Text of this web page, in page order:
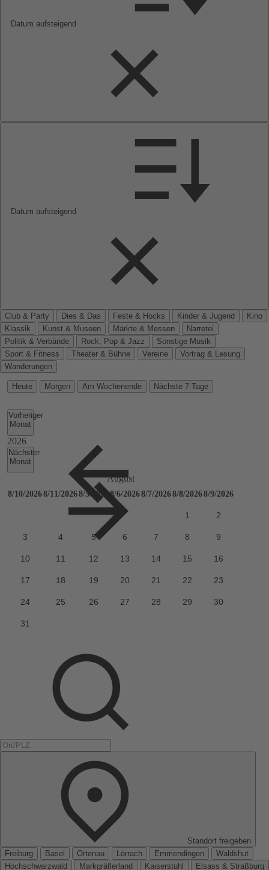
Datum aufsteigend
Datum aufsteigend
Club & Party Dies & Das Feste & Hocks Kinder & Jugend
Kino
Klassik
Kunst & Museen Märkte & Messen
Narretei
Politik & Verbände
Rock, Pop & Jazz
Sonstige Musik
Sport & Fitness
Theater & Bühne Vereine
Vortrag & Lesung
Wanderungen
Heute Morgen Am Wochenende Nächste 7 Tage
Vorheriger
Monat
Nächster
Monat
Standort freigeben
Freiburg
Basel Ortenau Lörrach Emmendingen
Waldshut
Hochschwarzwald
Markgräflerland Kaiserstuhl
Elsass & Straßburg